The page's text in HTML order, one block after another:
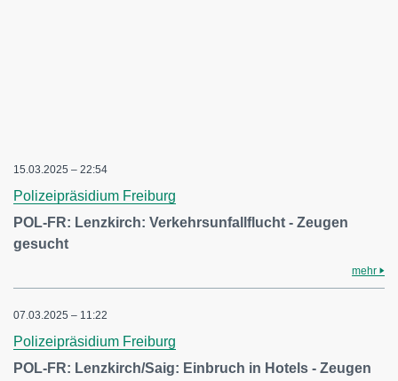
15.03.2025 – 22:54
Polizeipräsidium Freiburg
POL-FR: Lenzkirch: Verkehrsunfallflucht - Zeugen
gesucht
mehr
07.03.2025 – 11:22
Polizeipräsidium Freiburg
POL-FR: Lenzkirch/Saig: Einbruch in Hotels - Zeugen